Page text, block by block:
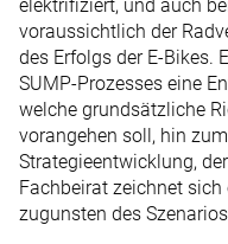
elektrifiziert, und auch
voraussichtlich der
des Erfolgs der E-Bikes.
SUMP-Prozesses eine
welche grundsätzliche
vorangehen soll, hin
Strategieentwicklung,
Fachbeirat zeichnet
zugunsten des